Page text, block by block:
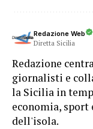
Redazione Web
Diretta Sicilia
Redazione
giornalisti e
la Sicilia in
economia, sport
dell'isola.